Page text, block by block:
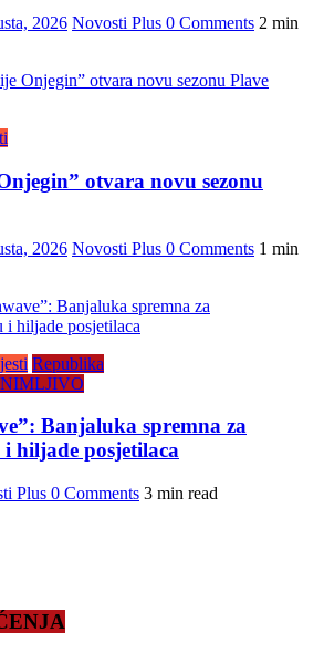
2026 Novosti Plus 0 Comments 2 min
otvara novu sezonu
2026 Novosti Plus 0 Comments 1 min
Republika
Banjaluka spremna za
hiljade posjetilaca
Plus 0 Comments 3 min read